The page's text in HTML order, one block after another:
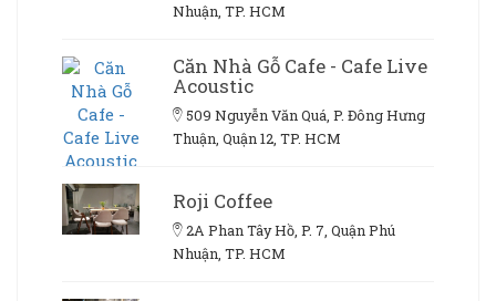
Nhuận, TP. HCM
Căn Nhà Gỗ Cafe - Cafe Live
Acoustic
509 Nguyễn Văn Quá, P. Đông Hưng
Thuận, Quận 12, TP. HCM
Roji Coffee
2A Phan Tây Hồ, P. 7, Quận Phú
Nhuận, TP. HCM